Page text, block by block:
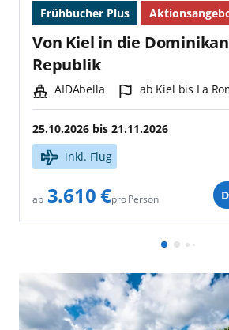
Frühbucher Plus
Von Kiel in die
Republik
Schiff:
AIDAbella Hafen:
ab Kiel bis La
25.10.2026 bis 21.11.2026
inkl. Flug
ab 3.610 €pro Person